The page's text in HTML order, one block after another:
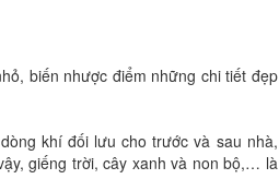
biến nhược điểm những chi tiết đẹp
khí đối lưu cho trước và sau nhà,
giếng trời, cây xanh và non bộ,… là